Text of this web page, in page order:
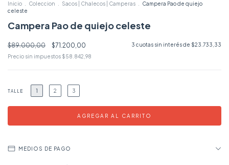
Inicio Coleccion Sacos | Chalecos | Camperas
Campera Pao de quiejo
celeste
Campera Pao de quiejo celeste
$89.000,00 $71.200,00 3 cuotas sin interés de $23.733,33
Precio sin impuestos $58.842,98
TALLE 1 2 3
MEDIOS DE PAGO